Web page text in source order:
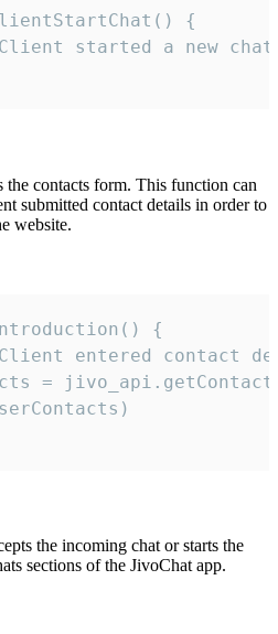
{
started a new
contacts form. This function can
submitted contact details in order to
website.
{
entered contact
=
the incoming chat or starts the
sections of the JivoChat app.